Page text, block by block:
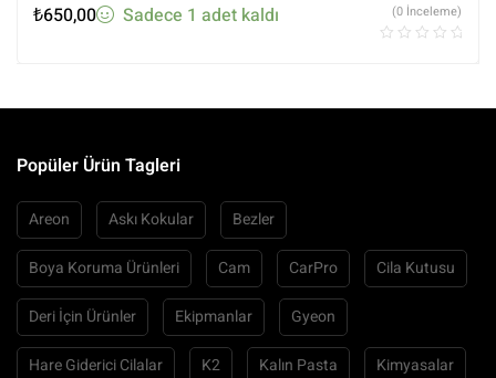
₺650,00 Sadece 1 adet kaldı (0 İnceleme)
Popüler Ürün Tagleri
Areon Askı Kokular Bezler
Boya Koruma Ürünleri Cam CarPro Cila Kutusu
Deri İçin Ürünler Ekipmanlar Gyeon
Hare Giderici Cilalar K2 Kalın Pasta Kimyasalar